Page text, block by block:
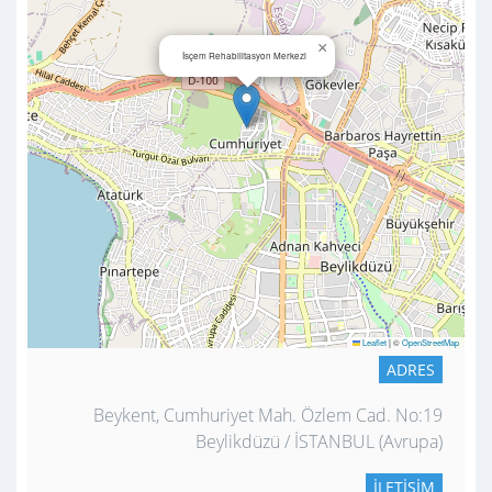
İsçem Rehabilitasyon Merkezi ×
Leaflet|©OpenStreetMap
ADRES
Beykent, Cumhuriyet Mah. Özlem Cad. No:19
Beylikdüzü / İSTANBUL (Avrupa)
İLETIŞIM